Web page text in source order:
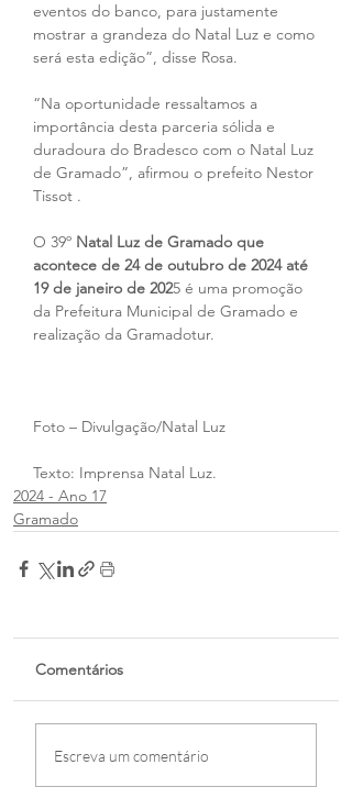
eventos do banco, para justamente
mostrar a grandeza do Natal Luz e como
será esta edição”, disse Rosa.
“Na oportunidade ressaltamos a
importância desta parceria sólida e
duradoura do Bradesco com o Natal Luz
de Gramado”, afirmou o prefeito Nestor
Tissot .
O 39º Natal Luz de Gramado que
acontece de 24 de outubro de 2024 até
19 de janeiro de 2025 é uma promoção
da Prefeitura Municipal de Gramado e
realização da Gramadotur.
Foto – Divulgação/Natal Luz
Texto: Imprensa Natal Luz.
2024 - Ano 17
Gramado
Comentários
Escreva um comentário